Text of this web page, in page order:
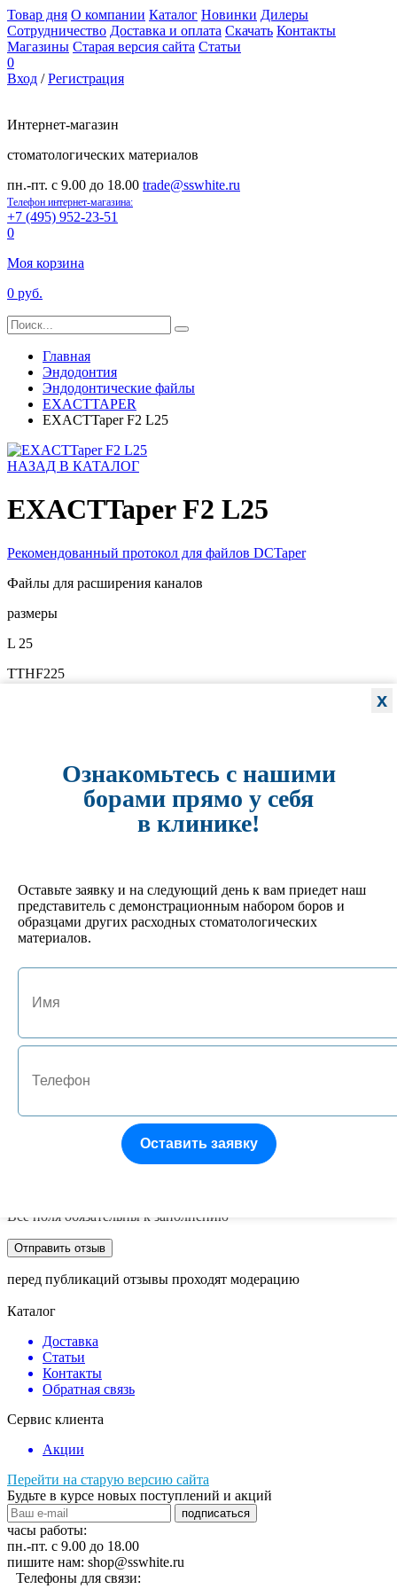
Товар дня О компании Каталог Новинки Дилеры
Сотрудничество Доставка и оплата Скачать Контакты
Магазины Старая версия сайта Статьи
0
Вход /Регистрация
Интернет-магазин
стоматологических материалов
пн.-пт. с 9.00 до 18.00 trade@sswhite.ru
Телефон интернет-магазина:
+7 (495) 952-23-51
0
Моя корзина
0 руб.
Главная
Эндодонтия
Эндодонтические файлы
EXACTTAPER
EXACTTaper F2 L25
НАЗАД В КАТАЛОГ
EXACTTaper F2 L25
Рекомендованный протокол для файлов DCTaper
Файлы для расширения каналов
размеры
L 25
TTHF225
Характеристики
ОТЗЫВЫ (0)
Отзывы: 0
Имя
Все поля обязательны к заполнению
перед публикаций отзывы проходят модерацию
Каталог
Доставка
Статьи
Контакты
Обратная связь
Сервис клиента
Акции
Перейти на старую версию сайта
Будьте в курсе новых поступлений и акций
подписаться
часы работы:
пн.-пт. с 9.00 до 18.00
пишите нам: shop@sswhite.ru
Телефоны для связи:
x
Ознакомьтесь с нашими
борами прямо у себя
в клинике!
Оставьте заявку и на следующий день к вам приедет наш
представитель с демонстрационным набором боров и
образцами других расходных стоматологических
материалов.
Оставить заявку